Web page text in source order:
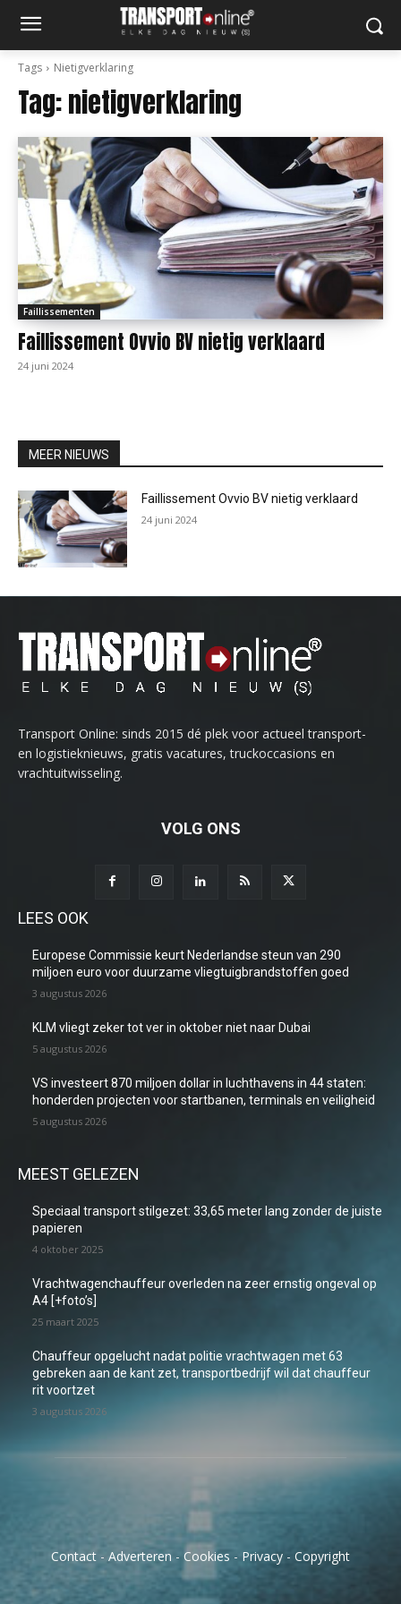
Tags Nietigverklaring
Tag:nietigverklaring
Faillissementen
Faillissement Ovvio BV nietig verklaard
24 juni 2024
MEER NIEUWS
Faillissement Ovvio BV nietig verklaard
24 juni 2024
Transport Online: sinds 2015 dé plek voor actueel transport-
en logistieknieuws, gratis vacatures, truckoccasions en
vrachtuitwisseling.
VOLG ONS
LEES OOK
Europese Commissie keurt Nederlandse steun van 290
miljoen euro voor duurzame vliegtuigbrandstoffen goed
3 augustus 2026
KLM vliegt zeker tot ver in oktober niet naar Dubai
5 augustus 2026
VS investeert 870 miljoen dollar in luchthavens in 44 staten:
honderden projecten voor startbanen, terminals en veiligheid
5 augustus 2026
MEEST GELEZEN
Speciaal transport stilgezet: 33,65 meter lang zonder de juiste
papieren
4 oktober 2025
Vrachtwagenchauffeur overleden na zeer ernstig ongeval op
A4 [+foto’s]
25 maart 2025
Chauffeur opgelucht nadat politie vrachtwagen met 63
gebreken aan de kant zet, transportbedrijf wil dat chauffeur
rit voortzet
3 augustus 2026
Contact - Adverteren - Cookies - Privacy - Copyright